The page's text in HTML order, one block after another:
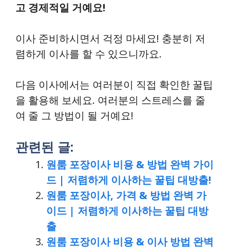
고 경제적일 거예요!
이사 준비하시면서 걱정 마세요! 충분히 저
렴하게 이사를 할 수 있으니까요.
다음 이사에서는 여러분이 직접 확인한 꿀팁
을 활용해 보세요. 여러분의 스트레스를 줄
여 줄 그 방법이 될 거예요!
관련된 글:
원룸 포장이사 비용 & 방법 완벽 가이
드 | 저렴하게 이사하는 꿀팁 대방출!
원룸 포장이사, 가격 & 방법 완벽 가
이드 | 저렴하게 이사하는 꿀팁 대방
출
원룸 포장이사 비용 & 이사 방법 완벽